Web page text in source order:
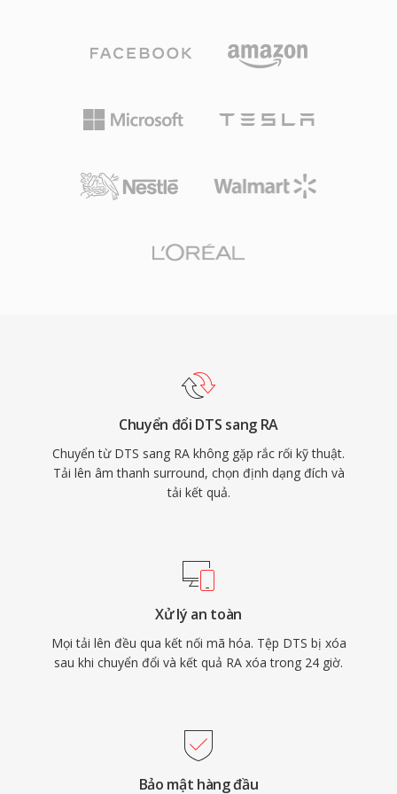
hoặc luồng. Với bất kỳ ai làm việc với nội dung
âm thanh vòm cho phương tiện vật lý hoặc
đường đã được chứng minh từ phòng thu đến
nhiều thế hệ codec: các phiên bản đầu sử dụng
14,4 kbps, trong khi các phiên bản sau
(RealAudio 10, dựa trên AAC) mang lại chất
độ bit cố định và thay đổi, phát trực tuyến thích
kết nối không ổn định. Ở đỉnh cao, RealPlayer
tuyến tốc độ bit thích ứng, ảnh hưởng đến các
các codec hiện đại thay thế, kho lưu trữ khổng
lồ nội dung RA từ thời kỳ đầu radio web vẫn tồn
tại và cần chuyển đổi để phát lại trên thiết bị
Chuyển đổi DTS sang RA
Chuyển từ DTS sang RA không gặp rắc rối kỹ thuật.
Tải lên âm thanh surround, chọn định dạng đích và
tải kết quả.
Xử lý an toàn
Mọi tải lên đều qua kết nối mã hóa. Tệp DTS bị xóa
sau khi chuyển đổi và kết quả RA xóa trong 24 giờ.
Bảo mật hàng đầu